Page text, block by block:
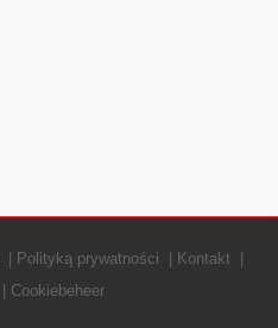
Polityką prywatności
Kontakt
Cookiebeheer